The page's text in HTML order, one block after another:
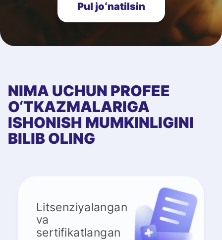
Pul joʻnatilsin
NIMA UCHUN PROFEE
O‘TKAZMALARIGA
ISHONISH MUMKINLIGINI
BILIB OLING
Litsenziyalangan
va
sertifikatlangan